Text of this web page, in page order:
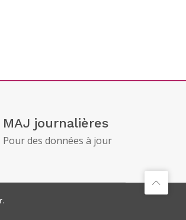
MAJ journalières
Pour des données à jour